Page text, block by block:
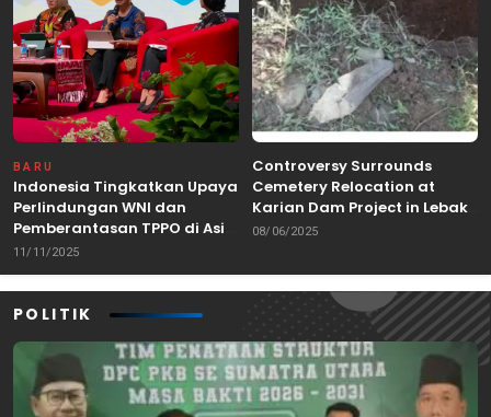
BARU
Indonesia Tingkatkan Upaya
Perlindungan WNI dan
Pemberantasan TPPO di Asia
Tenggara
11/11/2025
Controversy Surrounds
Cemetery Relocation at
Karian Dam Project in Lebak,
Banten
08/06/2025
POLITIK